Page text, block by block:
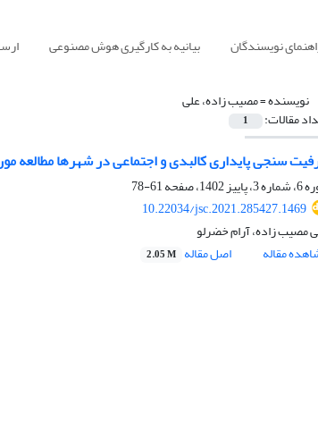
نویسندگان بیانیه به کارگیری هوش مصنوعی
نویسنده =مصیب زاده، علی
مقالات: 1
سنجی پایداری کالبدی و اجتماعی در شهرها مطالعه
1402، صفحه
61-78
10.22034/jsc.2021.285427.1469
مصیب زاده، آرام خضرلو
مقاله
اصل مقاله 2.05 M